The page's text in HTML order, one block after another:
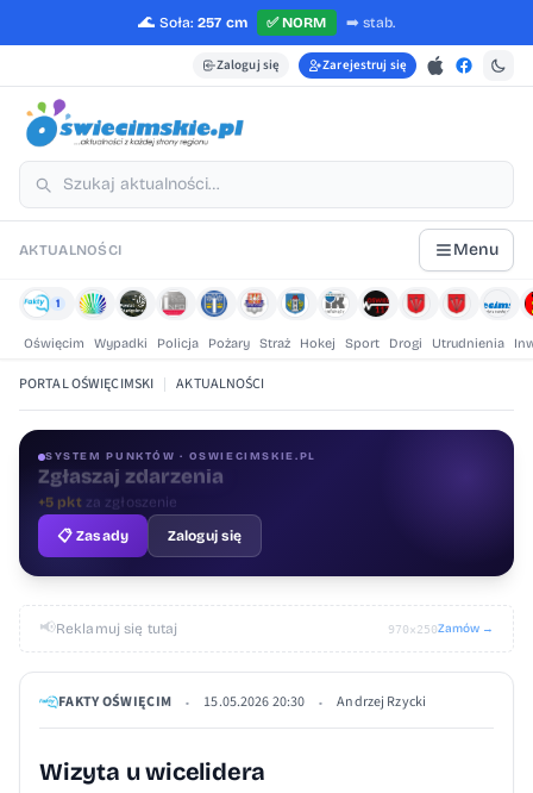
🌊 Soła: 257 cm ✅NORM ➡️ stab.
Zaloguj się Zarejestruj się
AKTUALNOŚCI Menu
1
Oświęcim Wypadki Policja Pożary Straż Hokej Sport Drogi Utrudnienia
PORTAL OŚWIĘCIMSKI | AKTUALNOŚCI
SYSTEM PUNKTÓW · OSWIECIMSKIE.PL
Oceniaj treści
+1 pktza ocenę
📋 Zasady
Zaloguj się
📢Reklamuj się tutaj 970×250Zamów →
FAKTY OŚWIĘCIM • 15.05.2026 20:30 • Andrzej Rzycki
Wizyta u wicelidera